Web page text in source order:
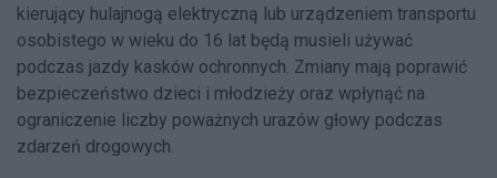
kierujący hulajnogą elektryczną lub urządzeniem transportu
osobistego w wieku do 16 lat będą musieli używać
podczas jazdy kasków ochronnych. Zmiany mają poprawić
bezpieczeństwo dzieci i młodzieży oraz wpłynąć na
ograniczenie liczby poważnych urazów głowy podczas
zdarzeń drogowych.